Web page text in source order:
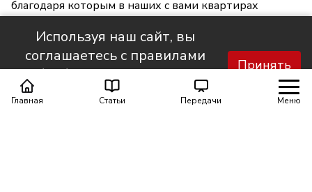
Главная Статьи Передачи Меню
благодаря которым в наших с вами квартирах
Используя наш сайт, вы
соглашаетесь с правилами
обработки персональных
данных.
Принять